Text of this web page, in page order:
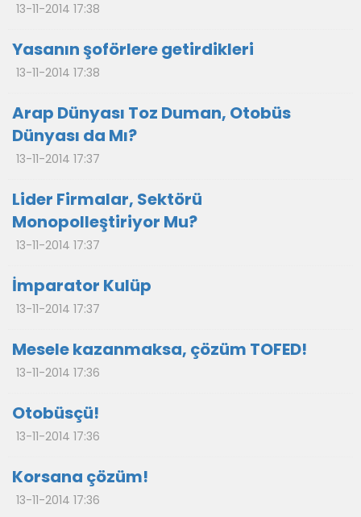
13-11-2014 17:38
Yasanın şoförlere getirdikleri
13-11-2014 17:38
Arap Dünyası Toz Duman, Otobüs
Dünyası da Mı?
13-11-2014 17:37
Lider Firmalar, Sektörü
Monopolleştiriyor Mu?
13-11-2014 17:37
İmparator Kulüp
13-11-2014 17:37
Mesele kazanmaksa, çözüm TOFED!
13-11-2014 17:36
Otobüsçü!
13-11-2014 17:36
Korsana çözüm!
13-11-2014 17:36